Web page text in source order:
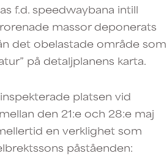
f.d. speedwaybana intill
massor deponerats
det obelastade område som
på detaljplanens karta.
platsen vid
den 21:e och 28:e maj
en verklighet som
påståenden: